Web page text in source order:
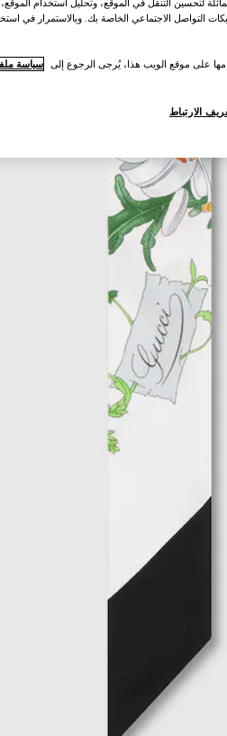
لتحسين التنقل في الموقع، وتحليل استخدام الموقع،
التواصل الاجتماعي الخاصة بك. وبالاستمرار في
على موقع الويب هذا، يُرجى الرجوع إلى سياسة
الارتباط